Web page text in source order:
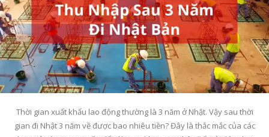
Thời gian xuất khẩu lao động thường là 3 năm ở Nhật. Vậy sau thời
gian đi Nhật 3 năm về được bao nhiêu tiền? Đây là thắc mắc của các